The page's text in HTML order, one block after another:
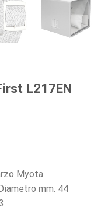
L217EN
Myota
mm. 44